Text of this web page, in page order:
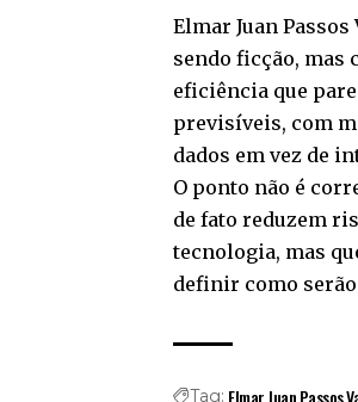
Elmar Juan
sendo ficção, mas
eficiência que
previsíveis, com
dados em vez de
O ponto não é
de fato reduzem
tecnologia, mas
definir como
Tag: Elmar Juan Passos